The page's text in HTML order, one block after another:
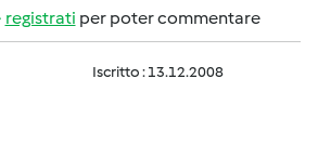
registrati per poter commentare
Iscritto : 13.12.2008